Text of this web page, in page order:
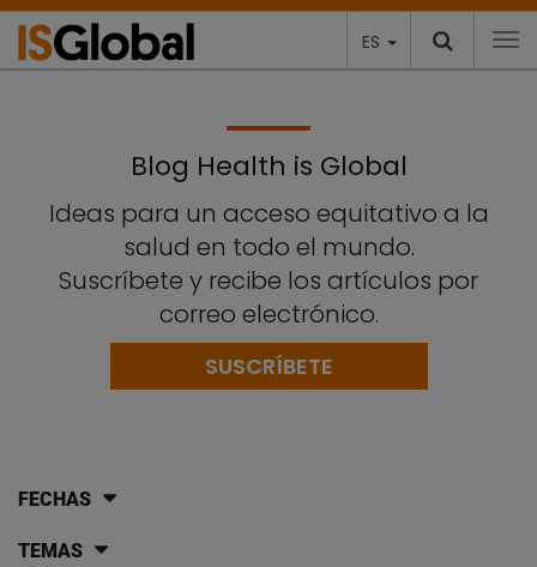
ES
Blog Health is Global
Ideas para un acceso equitativo a la
salud en todo el mundo.
Suscríbete y recibe los artículos por
correo electrónico.
SUSCRÍBETE
FECHAS
TEMAS